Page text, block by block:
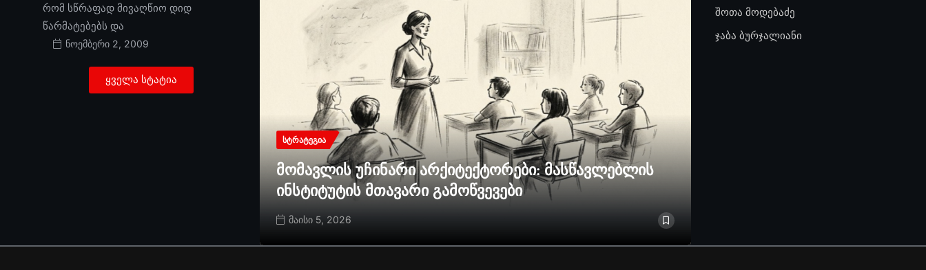
რომ სწრაფად მივაღწიო დიდ
წარმატებებს და
ნოემბერი 2, 2009
ყველა სტატია
ᲡᲢᲠᲐᲢᲔᲒᲘᲐ
მომავლის უჩინარი არქიტექტორები: მასწავლებლის
ინსტიტუტის მთავარი გამოწვევები
მაისი 5, 2026
შოთა მოდებაძე
ჯაბა ბურჯალიანი